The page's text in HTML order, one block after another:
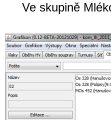
Ve skupině